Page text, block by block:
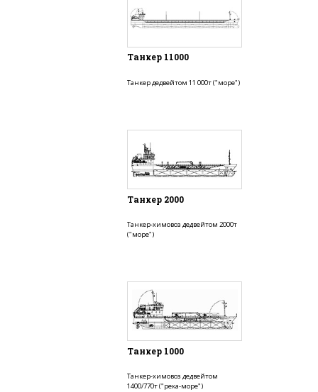
Танкер 11000
Танкер дедвейтом 11 000т ("море")
Танкер 2000
Танкер-химовоз дедвейтом 2000т
("море")
Танкер 1000
Танкер-химовоз дедвейтом
1400/770т ("река-море")